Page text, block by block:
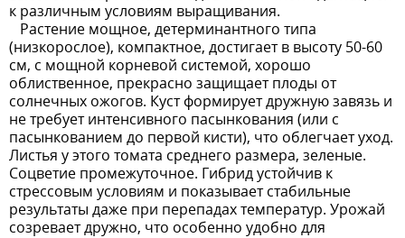
к различным условиям выращивания.
Растение мощное, детерминантного типа
(низкорослое), компактное, достигает в высоту 50-60
см, с мощной корневой системой, хорошо
облиственное, прекрасно защищает плоды от
солнечных ожогов. Куст формирует дружную завязь и
не требует интенсивного пасынкования (или с
пасынкованием до первой кисти), что облегчает уход.
Листья у этого томата среднего размера, зеленые.
Соцветие промежуточное. Гибрид устойчив к
стрессовым условиям и показывает стабильные
результаты даже при перепадах температур. Урожай
созревает дружно, что особенно удобно для